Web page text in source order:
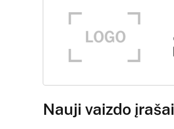
Nauji vaizdo įrašai